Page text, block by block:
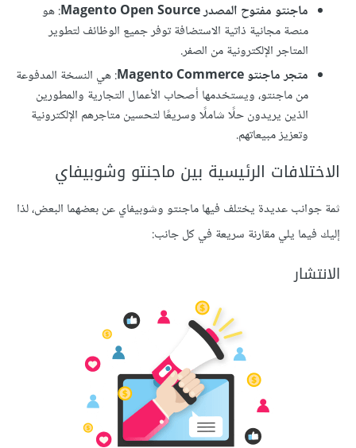
ماجنتو مفتوح المصدر Magento Open Source
: هو
منصة مجانية ذاتية الاستضافة توفر جميع الوظائف لتطوير
المتاجر الإلكترونية من الصفر.
متجر ماجنتو Magento Commerce
: هي النسخة المدفوعة
من ماجنتو، ويستخدمها أصحاب الأعمال التجارية والمطورين
الذين يريدون حلًا شاملًا وسريعًا لتحسين متاجرهم الإلكترونية
وتعزيز مبيعاتهم.
الاختلافات الرئيسية بين ماجنتو وشوبيفاي
ثمة جوانب عديدة يختلف فيها ماجنتو وشوبيفاي عن بعضهما البعض، لذا
إليك فيما يلي مقارنة سريعة في كل جانب:
الانتشار